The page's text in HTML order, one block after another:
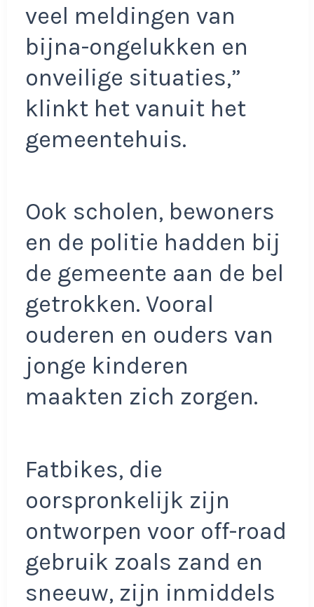
veel meldingen van
bijna-ongelukken en
onveilige situaties,”
klinkt het vanuit het
gemeentehuis.
Ook scholen, bewoners
en de politie hadden bij
de gemeente aan de bel
getrokken. Vooral
ouderen en ouders van
jonge kinderen
maakten zich zorgen.
Fatbikes, die
oorspronkelijk zijn
ontworpen voor off-road
gebruik zoals zand en
sneeuw, zijn inmiddels